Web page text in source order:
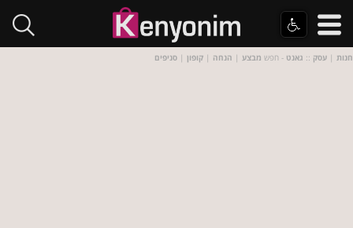
חנות | עסק :: גאנט - חפש מבצע | הנחה | קופון | סניפים